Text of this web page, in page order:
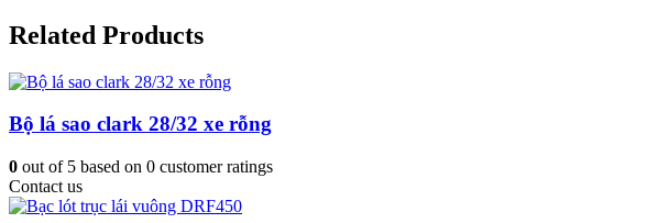
Related Products
Bộ lá sao clark 28/32 xe rỗng
0 out of 5 based on 0 customer ratings
Contact us